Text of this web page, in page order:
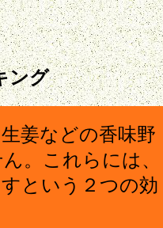
ング
姜などの香味野
。これらには、
という２つの効